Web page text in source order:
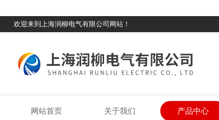
欢迎来到上海润柳电气有限公司网站！
网站首页 关于我们 产品中心